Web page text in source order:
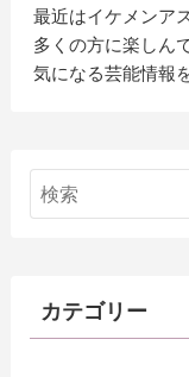
最近はイケメンア
多くの方に楽しん
気になる芸能情報
カテゴリー